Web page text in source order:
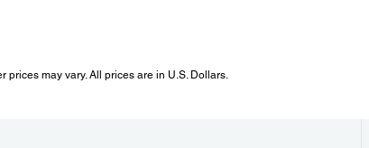
may vary. All prices are in U.S. Dollars.